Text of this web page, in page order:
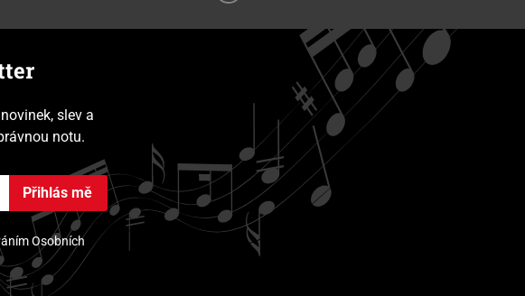
slev a
notu.
Přihlás mě
Osobních